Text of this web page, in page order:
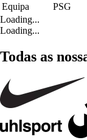
Equipa
PSG
Loading...
Loading...
Todas as